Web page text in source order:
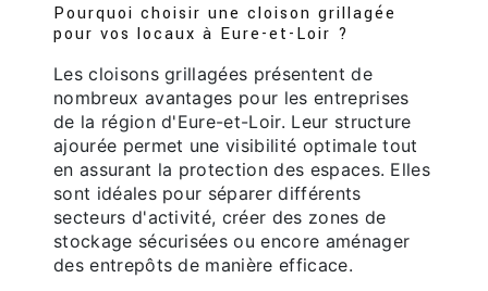
Pourquoi choisir une cloison grillagée
pour vos locaux à Eure-et-Loir ?
Les cloisons grillagées présentent de
nombreux avantages pour les entreprises
de la région d'Eure-et-Loir. Leur structure
ajourée permet une visibilité optimale tout
en assurant la protection des espaces. Elles
sont idéales pour séparer différents
secteurs d'activité, créer des zones de
stockage sécurisées ou encore aménager
des entrepôts de manière efficace.